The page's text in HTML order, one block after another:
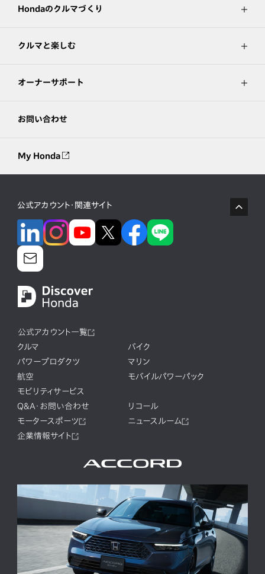
Hondaのクルマづくり
クルマと楽しむ
オーナーサポート
お問い合わせ
My Honda
公式アカウント・関連サイト
公式アカウント一覧
クルマ
バイク
パワープロダクツ
マリン
航空
モバイルパワーパック
モビリティサービス
Q&A・お問い合わせ
リコール
モータースポーツ
ニュースルーム
企業情報サイト